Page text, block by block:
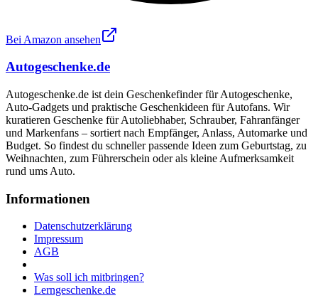
Bei Amazon ansehen
Autogeschenke.de
Autogeschenke.de ist dein Geschenkefinder für Autogeschenke,
Auto-Gadgets und praktische Geschenkideen für Autofans. Wir
kuratieren Geschenke für Autoliebhaber, Schrauber, Fahranfänger
und Markenfans – sortiert nach Empfänger, Anlass, Automarke und
Budget. So findest du schneller passende Ideen zum Geburtstag, zu
Weihnachten, zum Führerschein oder als kleine Aufmerksamkeit
rund ums Auto.
Informationen
Datenschutzerklärung
Impressum
AGB
Was soll ich mitbringen?
Lerngeschenke.de